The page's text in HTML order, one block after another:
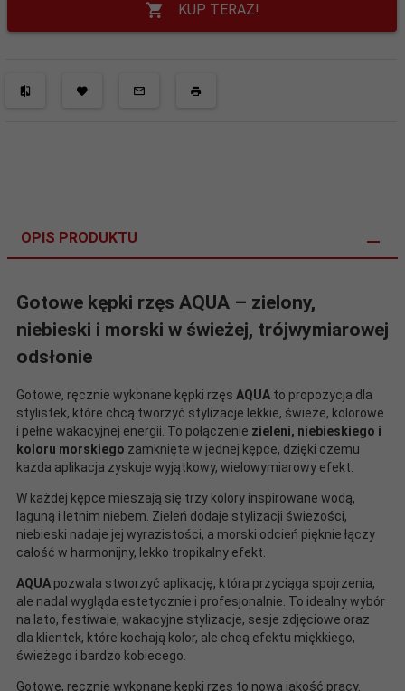
KUP TERAZ!
OPIS PRODUKTU
Gotowe kępki rzęs AQUA – zielony,
niebieski i morski w świeżej, trójwymiarowej
odsłonie
Gotowe, ręcznie wykonane kępki rzęs AQUA to propozycja dla
stylistek, które chcą tworzyć stylizacje lekkie, świeże, kolorowe
i pełne wakacyjnej energii. To połączenie zieleni, niebieskiego i
koloru morskiego zamknięte w jednej kępce, dzięki czemu
każda aplikacja zyskuje wyjątkowy, wielowymiarowy efekt.
W każdej kępce mieszają się trzy kolory inspirowane wodą,
laguną i letnim niebem. Zieleń dodaje stylizacji świeżości,
niebieski nadaje jej wyrazistości, a morski odcień pięknie łączy
całość w harmonijny, lekko tropikalny efekt.
AQUA pozwala stworzyć aplikację, która przyciąga spojrzenia,
ale nadal wygląda estetycznie i profesjonalnie. To idealny wybór
na lato, festiwale, wakacyjne stylizacje, sesje zdjęciowe oraz
dla klientek, które kochają kolor, ale chcą efektu miękkiego,
świeżego i bardzo kobiecego.
Gotowe, ręcznie wykonane kępki rzęs to nowa jakość pracy.